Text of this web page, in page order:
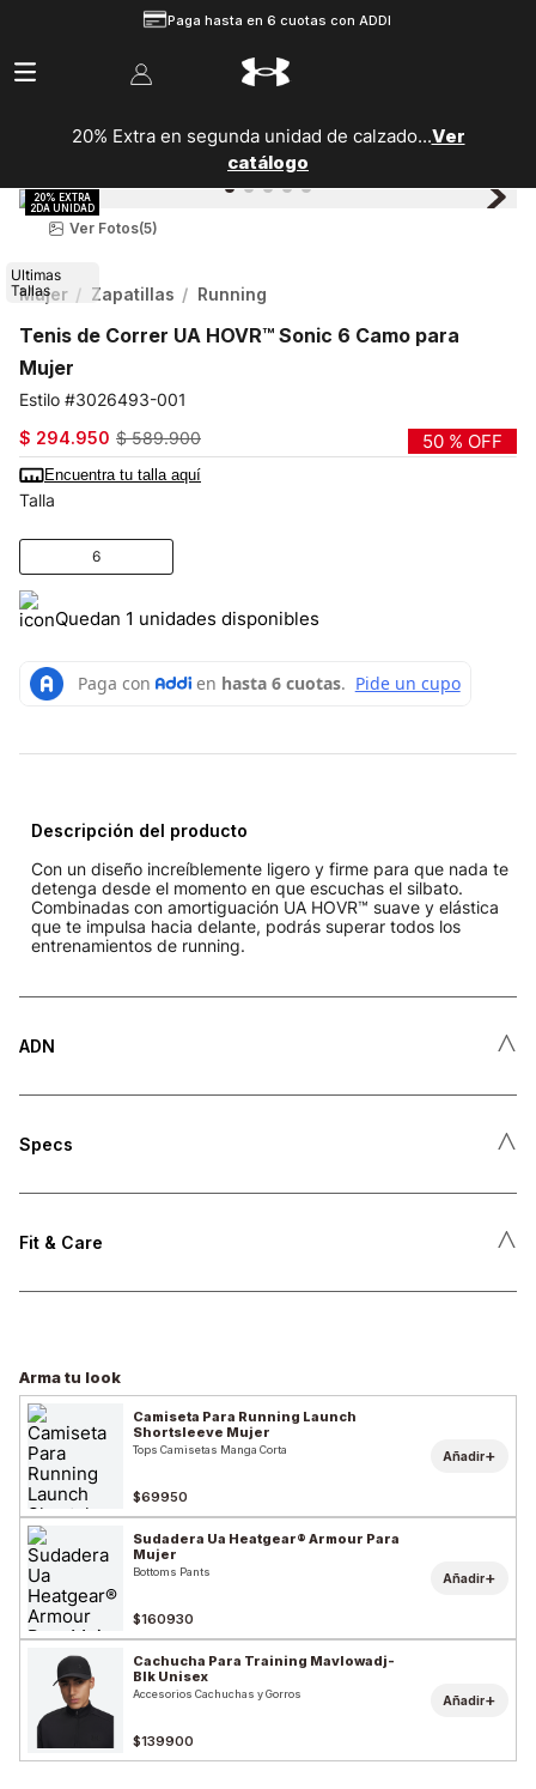
Paga hasta en 6 cuotas con ADDI
20% Extra en segunda unidad de calzado...Ver
catálogo
Ultimas
Tallas
Ver Fotos(5)
Mujer Zapatillas Running
Tenis de Correr UA HOVR™ Sonic 6 Camo para
Mujer
3026493-001
$ 294.950 $ 589.900 50 % OFF
Encuentra tu talla aquí
Talla
6
Quedan 1 unidades disponibles
Descripción del producto
Con un diseño increíblemente ligero y firme para que nada te
detenga desde el momento en que escuchas el silbato.
Combinadas con amortiguación UA HOVR™ suave y elástica
que te impulsa hacia delante, podrás superar todos los
entrenamientos de running.
ADN ˄
Specs ˄
Fit & Care ˄
Arma tu look
Camiseta Para Running Launch
Shortsleeve Mujer
Tops Camisetas Manga Corta
$69950
Añadir+
Sudadera Ua Heatgear® Armour Para
Mujer
Bottoms Pants
$160930
Añadir+
Cachucha Para Training Mavlowadj-
Blk Unisex
Accesorios Cachuchas y Gorros
$139900
Añadir+